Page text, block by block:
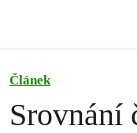
Článek
Srovnání